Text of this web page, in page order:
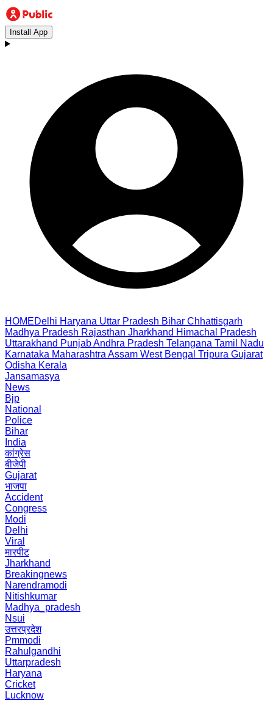
Install App
HOMEDelhi Haryana Uttar Pradesh Bihar Chhattisgarh
Madhya Pradesh Rajasthan Jharkhand Himachal Pradesh
Uttarakhand PunjabAndhra Pradesh Telangana Tamil Nadu
Karnataka Maharashtra Assam West Bengal Tripura Gujarat
Odisha Kerala
Jansamasya
News
Bjp
National
Police
Bihar
India
कांग्रेस
बीजेपी
Gujarat
भाजपा
Accident
Congress
Modi
Delhi
Viral
मारपीट
Jharkhand
Breakingnews
Narendramodi
Nitishkumar
Madhya_pradesh
Nsui
उत्तरप्रदेश
Pmmodi
Rahulgandhi
Uttarpradesh
Haryana
Cricket
Lucknow